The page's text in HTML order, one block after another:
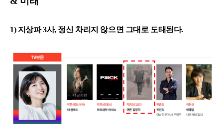
1) 지상파 3사, 정신 차리지 않으면 그대로 도태된다.